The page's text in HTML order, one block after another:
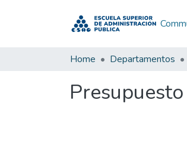
Home Departamentos